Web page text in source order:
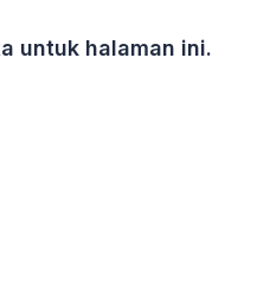
untuk halaman ini.